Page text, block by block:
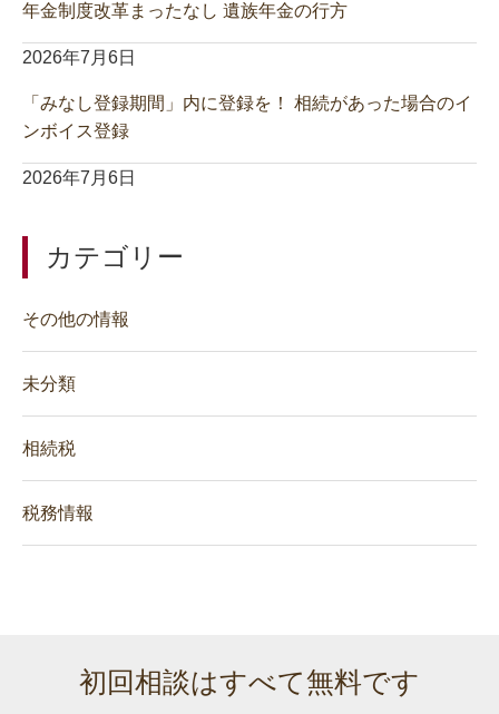
年金制度改革まったなし 遺族年金の行方
2026年7月6日
「みなし登録期間」内に登録を！ 相続があった場合のイ
ンボイス登録
2026年7月6日
カテゴリー
その他の情報
未分類
相続税
税務情報
初回相談はすべて無料です